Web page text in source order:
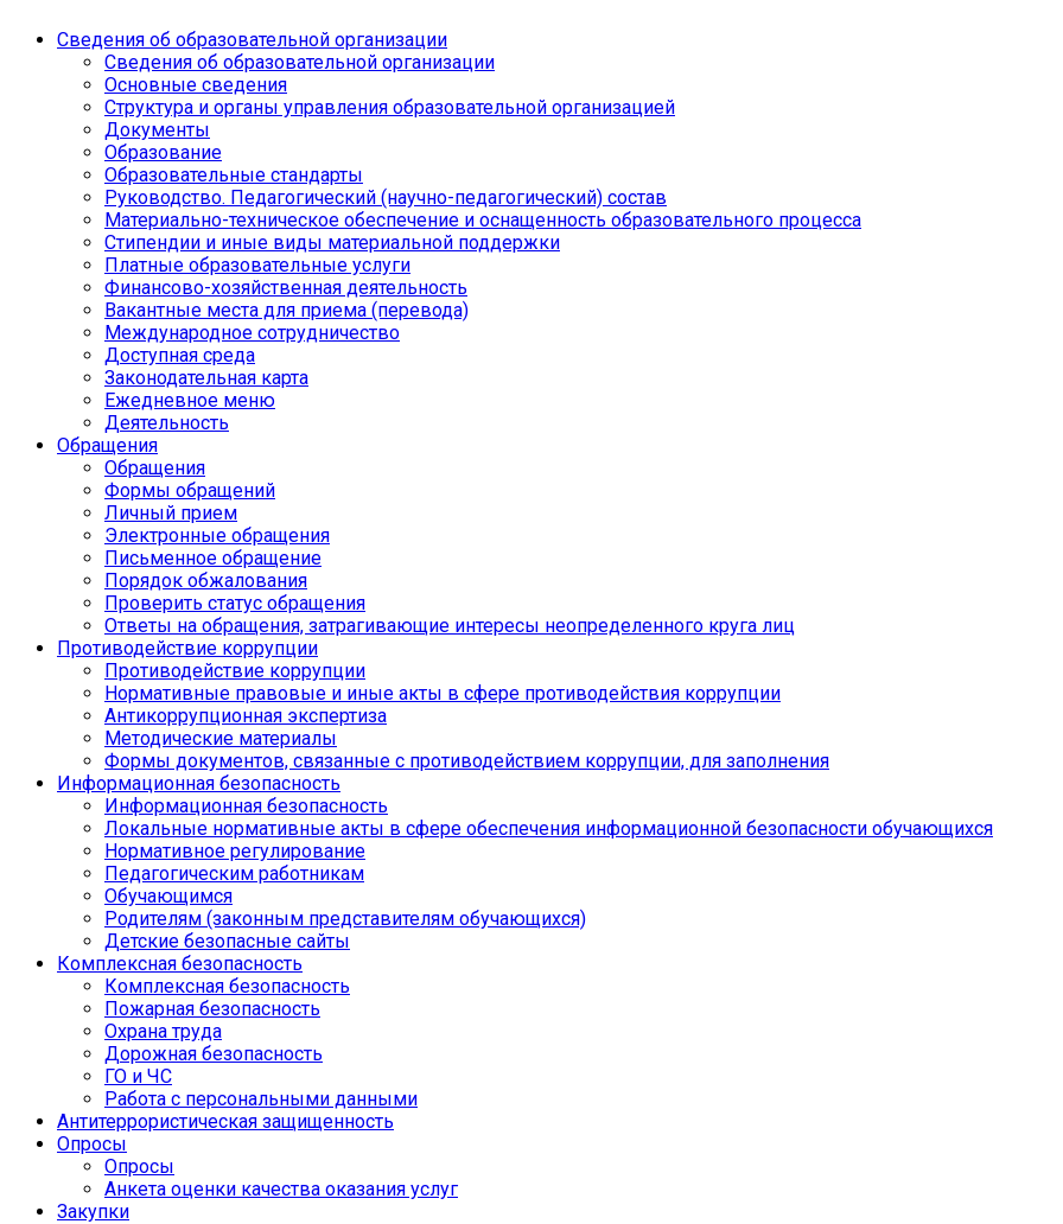
Сведения об образовательной организации
Сведения об образовательной организации
Основные сведения
Структура и органы управления образовательной организацией
Документы
Образование
Образовательные стандарты
Руководство. Педагогический (научно-педагогический) состав
Материально-техническое обеспечение и оснащенность образовательного процесса
Стипендии и иные виды материальной поддержки
Платные образовательные услуги
Финансово-хозяйственная деятельность
Вакантные места для приема (перевода)
Международное сотрудничество
Доступная среда
Законодательная карта
Ежедневное меню
Деятельность
Обращения
Обращения
Формы обращений
Личный прием
Электронные обращения
Письменное обращение
Порядок обжалования
Проверить статус обращения
Ответы на обращения, затрагивающие интересы неопределенного круга лиц
Противодействие коррупции
Противодействие коррупции
Нормативные правовые и иные акты в сфере противодействия коррупции
Антикоррупционная экспертиза
Методические материалы
Формы документов, связанные с противодействием коррупции, для заполнения
Информационная безопасность
Информационная безопасность
Локальные нормативные акты в сфере обеспечения информационной безопасности обучающихся
Нормативное регулирование
Педагогическим работникам
Обучающимся
Родителям (законным представителям обучающихся)
Детские безопасные сайты
Комплексная безопасность
Комплексная безопасность
Пожарная безопасность
Охрана труда
Дорожная безопасность
ГО и ЧС
Работа с персональными данными
Антитеррористическая защищенность
Опросы
Опросы
Анкета оценки качества оказания услуг
Закупки